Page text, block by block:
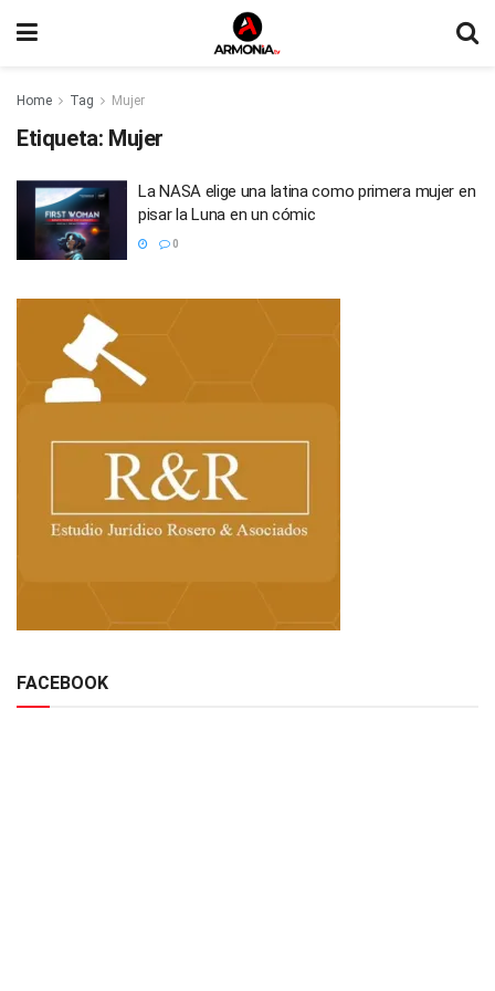
Home Tag Mujer
Etiqueta: Mujer
La NASA elige una latina como primera mujer en
pisar la Luna en un cómic
0
FACEBOOK